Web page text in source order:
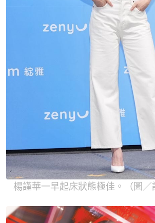
楊謹華一早起床狀態極佳。（圖／